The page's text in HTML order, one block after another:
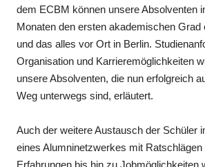
dem ECBM können unsere Absolventen
Monaten den ersten akademischen Grad
und das alles vor Ort in Berlin.
Organisation und Karrieremöglichkeiten
unsere Absolventen, die nun erfolgreich
Weg unterwegs sind, erläutert.
Auch der weitere Austausch der Schüler
eines Alumninetzwerkes mit Ratschlägen
Erfahrungen bis hin zu Jobmöglichkeiten